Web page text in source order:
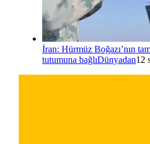
İran: Hürmüz Boğazı’nın
tutumuna bağlıDünyadan12